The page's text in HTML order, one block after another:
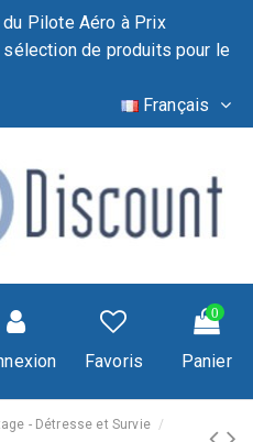
Pilote Aéro à Prix
de produits pour le
Français
Favoris
0
Panier
- Détresse et Survie